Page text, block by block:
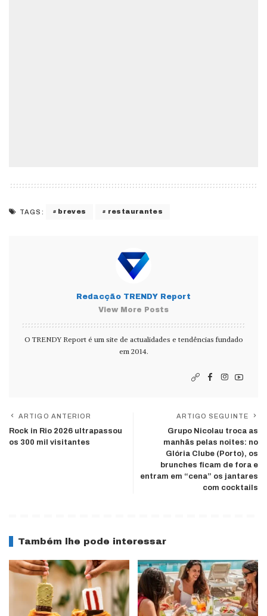
TAGS: breves restaurantes
Redacção TRENDY Report
View More Posts
O TRENDY Report é um site de actualidades e tendências fundado
em 2014.
ARTIGO ANTERIOR
Rock in Rio 2026 ultrapassou
os 300 mil visitantes
ARTIGO SEGUINTE
Grupo Nicolau troca as
manhãs pelas noites: no
Glória Clube (Porto), os
brunches ficam de fora e
entram em “cena” os jantares
com cocktails
Também lhe pode interessar